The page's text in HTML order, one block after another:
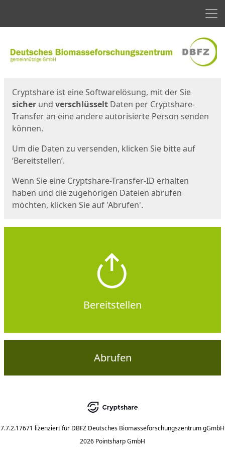
Cryptshare ist eine Softwarelösung, mit der Sie
sicher und verschlüsselt Daten per Cryptshare-
Transfer an eine andere autorisierte Person senden
können.
Um die Daten zu versenden, klicken Sie bitte auf
‘Bereitstellen’.
Wenn Sie eine Cryptshare-Transfer-ID erhalten
haben und die zugehörigen Dateien abrufen
möchten, klicken Sie auf 'Abrufen'.
Bereitstellen
Abrufen
7.7.2.17671 lizenziert für DBFZ Deutsches Biomasseforschungszentrum gGmbH
2026 Pointsharp GmbH